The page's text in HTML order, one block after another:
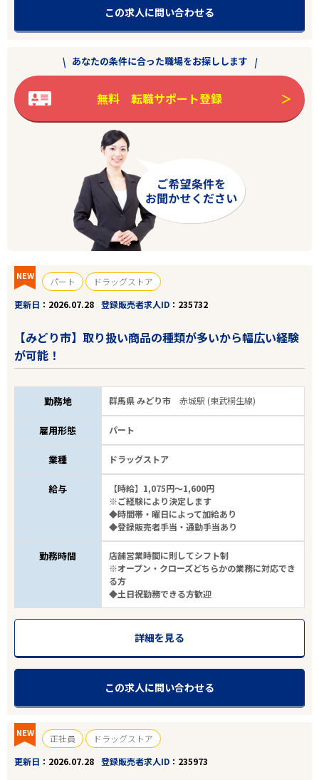
この求人に問い合わせる
あなたの条件に合った職場をお探しします
無料 転職サポート登録
NEW パート
ドラッグストア
更新日
2026.07.28 登録販売者求人ID 235732
【みどり市】取り扱い商品の種類が多いから幅広い経験
が可能！
勤務地 群馬県 みどり市赤城駅 (東武桐生線)
雇用形態 パート
業種 ドラッグストア
給与
【時給】1,075円～1,600円
※ご経験により決定します
◆時間帯・曜日によって加給あり
◆登録販売者手当・通勤手当あり
勤務時間
店舗営業時間に則してシフト制
※オープン・クローズどちらかの業務に対応でき
る方
◆土日祝勤務できる方歓迎
詳細を見る
この求人に問い合わせる
NEW 正社員
ドラッグストア
更新日
2026.07.28 登録販売者求人ID 235973